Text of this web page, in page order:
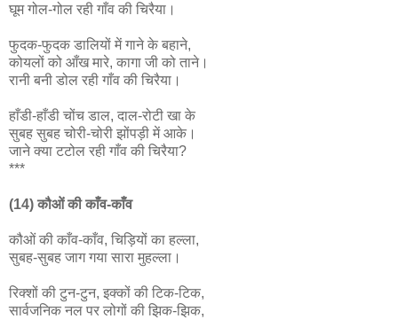
घूम गोल-गोल रही गाँव की चिरैया।
फुदक-फुदक डालियों में गाने के बहाने,
कोयलों को आँख मारे, कागा जी को ताने।
रानी बनी डोल रही गाँव की चिरैया।
हाँडी-हाँडी चोंच डाल, दाल-रोटी खा के
सुबह सुबह चोरी-चोरी झोंपड़ी में आके।
जाने क्या टटोल रही गाँव की चिरैया?
***
(14) कौओं की काँव-काँव
कौओं की काँव-काँव, चिड़ियों का हल्ला,
सुबह-सुबह जाग गया सारा मुहल्ला।
रिक्शों की टुन-टुन, इक्कों की टिक-टिक,
सार्वजनिक नल पर लोगों की झिक-झिक,